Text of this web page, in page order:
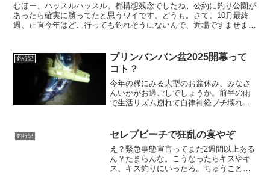
むほー、ハッスルハッスル。都構想残念でしたね、公約に釣り公園が
あったら確実に勝ってたと思うワイです、どうも。さて、10月最終
週、正直今年はどこ行っても釣れそうにないんで、近場ですませまし
釣行記
ブリンバンバン盆2025開幕って
コト？
今年の稀にみる大型のお盆休み、みなさ
んいかがお過ごしでしょうか。前半の雨
で生活リズム崩れて自律神経ブチ壊れ中
ね。ちゅうことで今年は普段行ってない
ような釣り場でブチ上げてい...
釣行記 セレブビーチで狂乱の宴やぞ
え？緊急事態宣言ってまだ2週間以上ある
ん？たまらんな。こうなったらキスやキ
ス、キス釣りにいったろ。ちゅうこと